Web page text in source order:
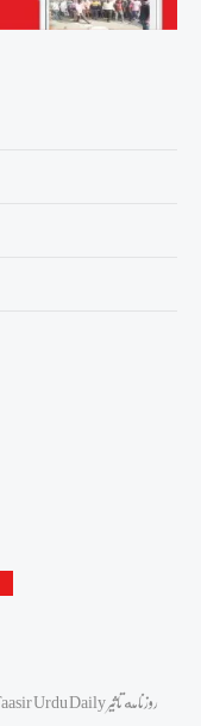
© 2026 Taasir Urdu Daily روزنامه تاثیر